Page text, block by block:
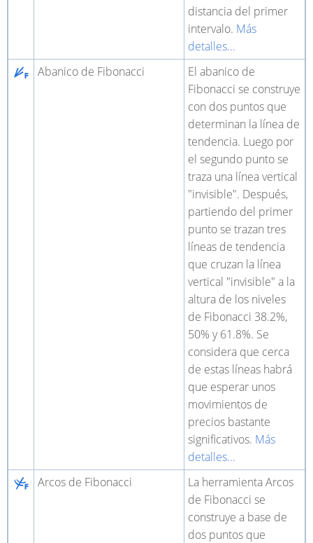
distancia del primer
intervalo. Más
detalles...
Abanico de Fibonacci
El abanico de
Fibonacci se construye
con dos puntos que
determinan la línea de
tendencia. Luego por
el segundo punto se
traza una línea vertical
"invisible". Después,
partiendo del primer
punto se trazan tres
líneas de tendencia
que cruzan la línea
vertical "invisible" a la
altura de los niveles
de Fibonacci 38.2%,
50% y 61.8%. Se
considera que cerca
de estas líneas habrá
que esperar unos
movimientos de
precios bastante
significativos. Más
detalles...
Arcos de Fibonacci
La herramienta Arcos
de Fibonacci se
construye a base de
dos puntos que